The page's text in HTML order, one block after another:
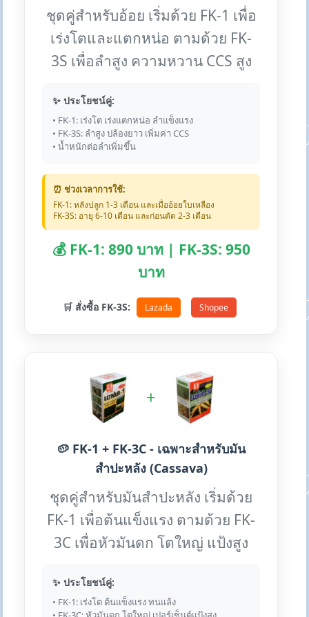
ชุดคู่สำหรับอ้อย เริ่มด้วย FK-1 เพื่อ
เร่งโตและแตกหน่อ ตามด้วย FK-
3S เพื่อลำสูง ความหวาน CCS สูง
✨ ประโยชน์คู่:
• FK-1: เร่งโต เร่งแตกหน่อ ลำแข็งแรง
• FK-3S: ลำสูง ปล้องยาว เพิ่มค่า CCS
• น้ำหนักต่อลำเพิ่มขึ้น
⏰ ช่วงเวลาการใช้:
FK-1: หลังปลูก 1-3 เดือน และเมื่ออ้อยใบเหลือง
FK-3S: อายุ 6-10 เดือน และก่อนตัด 2-3 เดือน
💰 FK-1: 890 บาท | FK-3S: 950
บาท
🛒 สั่งซื้อ FK-3S: Lazada Shopee
+
🥔 FK-1 + FK-3C - เฉพาะสำหรับมัน
สำปะหลัง (Cassava)
ชุดคู่สำหรับมันสำปะหลัง เริ่มด้วย
FK-1 เพื่อต้นแข็งแรง ตามด้วย FK-
3C เพื่อหัวมันดก โตใหญ่ แป้งสูง
✨ ประโยชน์คู่:
• FK-1: เร่งโต ต้นแข็งแรง ทนแล้ง